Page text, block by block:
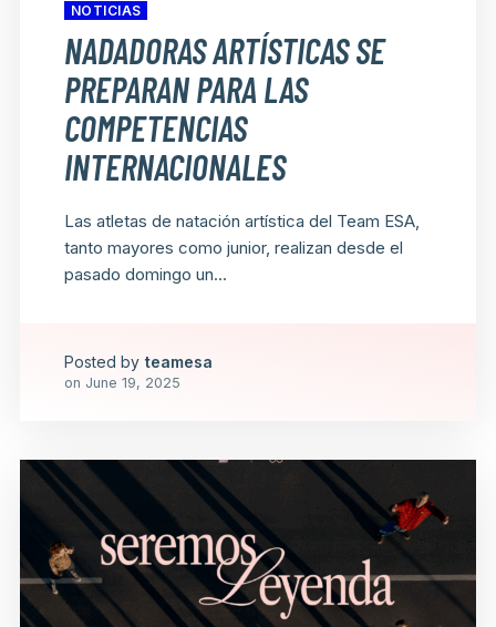
NOTICIAS
NADADORAS ARTÍSTICAS SE
PREPARAN PARA LAS
COMPETENCIAS
INTERNACIONALES
Las atletas de natación artística del Team ESA,
tanto mayores como junior, realizan desde el
pasado domingo un...
Posted by teamesa
on June 19, 2025